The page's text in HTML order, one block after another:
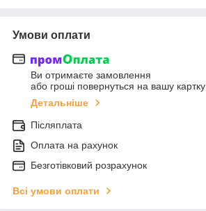
Умови оплати
Ви отримаєте замовлення
або гроші повернуться на вашу картку
Детальніше
Післяплата
Оплата на рахунок
Безготівковий розрахунок
Всі умови оплати